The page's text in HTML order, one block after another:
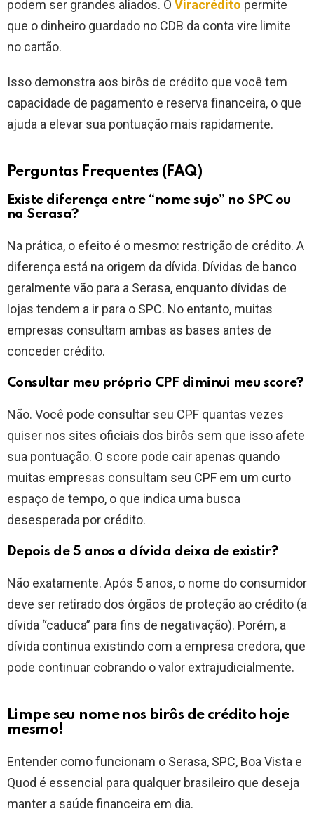
podem ser grandes aliados. O Viracrédito permite
que o dinheiro guardado no CDB da conta vire limite
no cartão.
Isso demonstra aos birôs de crédito que você tem
capacidade de pagamento e reserva financeira, o que
ajuda a elevar sua pontuação mais rapidamente.
Perguntas Frequentes (FAQ)
Existe diferença entre “nome sujo” no SPC ou
na Serasa?
Na prática, o efeito é o mesmo: restrição de crédito. A
diferença está na origem da dívida. Dívidas de banco
geralmente vão para a Serasa, enquanto dívidas de
lojas tendem a ir para o SPC. No entanto, muitas
empresas consultam ambas as bases antes de
conceder crédito.
Consultar meu próprio CPF diminui meu score?
Não. Você pode consultar seu CPF quantas vezes
quiser nos sites oficiais dos birôs sem que isso afete
sua pontuação. O score pode cair apenas quando
muitas empresas consultam seu CPF em um curto
espaço de tempo, o que indica uma busca
desesperada por crédito.
Depois de 5 anos a dívida deixa de existir?
Não exatamente. Após 5 anos, o nome do consumidor
deve ser retirado dos órgãos de proteção ao crédito (a
dívida “caduca” para fins de negativação). Porém, a
dívida continua existindo com a empresa credora, que
pode continuar cobrando o valor extrajudicialmente.
Limpe seu nome nos birôs de crédito hoje
mesmo!
Entender como funcionam o Serasa, SPC, Boa Vista e
Quod é essencial para qualquer brasileiro que deseja
manter a saúde financeira em dia.